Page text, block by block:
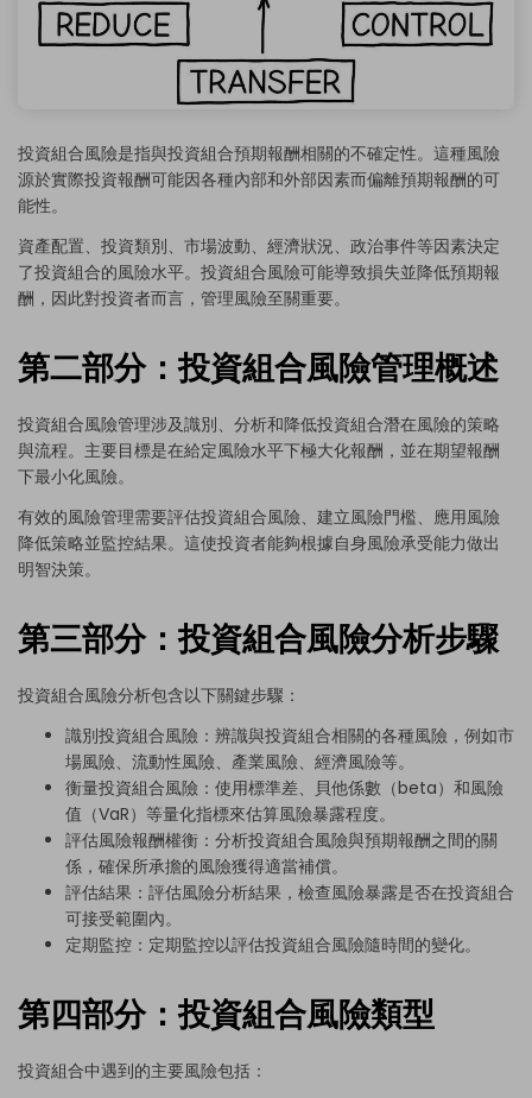
投資組合風險是指與投資組合預期報酬相關的不確定性。這種風險
源於實際投資報酬可能因各種內部和外部因素而偏離預期報酬的可
能性。
資產配置、投資類別、市場波動、經濟狀況、政治事件等因素決定
了投資組合的風險水平。投資組合風險可能導致損失並降低預期報
酬，因此對投資者而言，管理風險至關重要。
第二部分：投資組合風險管理概述
投資組合風險管理涉及識別、分析和降低投資組合潛在風險的策略
與流程。主要目標是在給定風險水平下極大化報酬，並在期望報酬
下最小化風險。
有效的風險管理需要評估投資組合風險、建立風險門檻、應用風險
降低策略並監控結果。這使投資者能夠根據自身風險承受能力做出
明智決策。
第三部分：投資組合風險分析步驟
投資組合風險分析包含以下關鍵步驟：
識別投資組合風險：辨識與投資組合相關的各種風險，例如市
場風險、流動性風險、產業風險、經濟風險等。
衡量投資組合風險：使用標準差、貝他係數（beta）和風險
值（VaR）等量化指標來估算風險暴露程度。
評估風險報酬權衡：分析投資組合風險與預期報酬之間的關
係，確保所承擔的風險獲得適當補償。
評估結果：評估風險分析結果，檢查風險暴露是否在投資組合
可接受範圍內。
定期監控：定期監控以評估投資組合風險隨時間的變化。
第四部分：投資組合風險類型
投資組合中遇到的主要風險包括：